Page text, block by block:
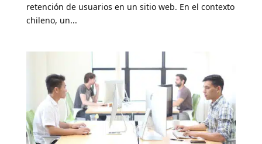
retención de usuarios en un sitio web. En el contexto
chileno, un...